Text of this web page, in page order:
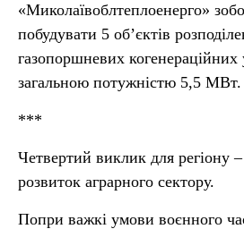
«Миколаївоблтеплоенерго»
побудувати 5 об’єктів
газопоршневих когенераційних
загальною потужністю 5,5 МВт.
***
Четвертий виклик для регіону
розвиток аграрного сектору.
Попри важкі умови воєнного